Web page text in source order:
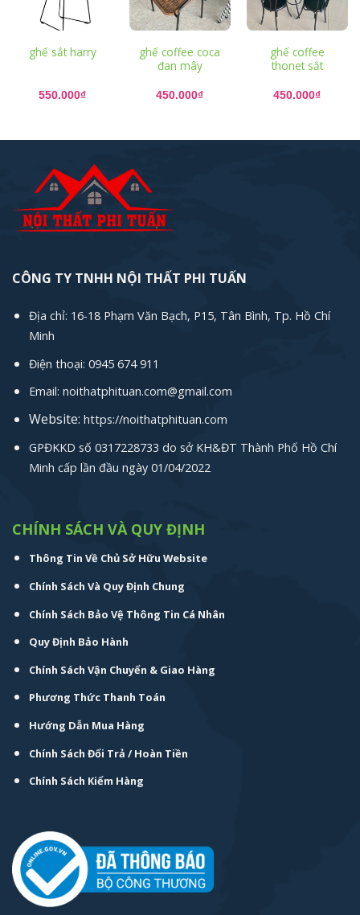
ghế sắt harry
550.000₫
ghế coffee coca
đan mây
450.000₫
ghế coffee
thonet sắt
450.000₫
CÔNG TY TNHH NỘI THẤT PHI TUẤN
Địa chỉ: 16-18 Phạm Văn Bạch, P15, Tân Bình, Tp. Hồ Chí
Minh
Điện thoại: 0945 674 911
Email: noithatphituan.com@gmail.com
Website: https://noithatphituan.com
GPĐKKD số 0317228733 do sở KH&ĐT Thành Phố Hồ Chí
Minh cấp lần đầu ngày 01/04/2022
CHÍNH SÁCH VÀ QUY ĐỊNH
Thông Tin Về Chủ Sở Hữu Website
Chính Sách Và Quy Định Chung
Chính Sách Bảo Vệ Thông Tin Cá Nhân
Quy Định Bảo Hành
Chính Sách Vận Chuyển & Giao Hàng
Phương Thức Thanh Toán
Hướng Dẫn Mua Hàng
Chính Sách Đổi Trả / Hoàn Tiền
Chính Sách Kiểm Hàng